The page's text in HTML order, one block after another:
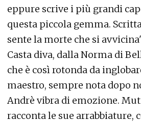
eppure scrive i più grandi
questa piccola gemma.
sente la morte che si
Casta diva, dalla Norma di
che è così rotonda da
maestro, sempre nota dopo
Andrè vibra di emozione.
racconta le sue arrabbiature,